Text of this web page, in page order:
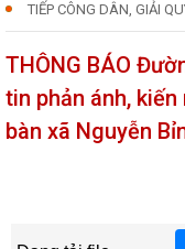
TIẾP CÔNG DÂN, GIẢI
THÔNG BÁO
tin phản ánh,
bàn xã Nguyễn